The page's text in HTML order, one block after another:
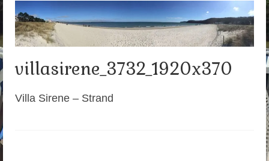
villasirene_3732_1920x370
Villa Sirene – Strand